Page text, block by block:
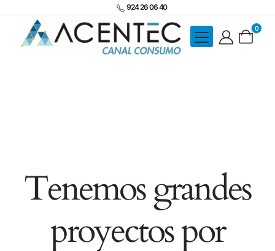
924 26 06 40
0
Tenemos grandes
proyectos por